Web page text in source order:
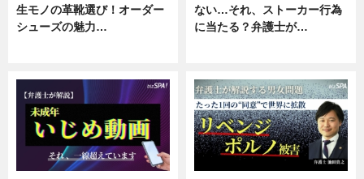
生モノの革靴選び！オーダー
シューズの魅力…
ない…それ、ストーカー行為
に当たる？弁護士が…